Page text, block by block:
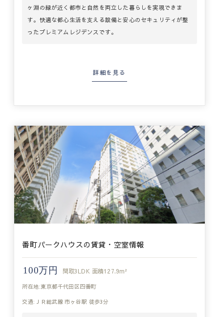
ヶ淵の緑が近く都市と自然を両立した暮らしを実現できま
す。快適な都心生活を支える設備と安心のセキュリティが整
ったプレミアムレジデンスです。
詳細を見る
番町パークハウスの賃貸・空室情報
100万円 間取3LDK 面積127.9m²
所在地:東京都千代田区四番町
交通:ＪＲ総武線 市ヶ谷駅 徒歩3分